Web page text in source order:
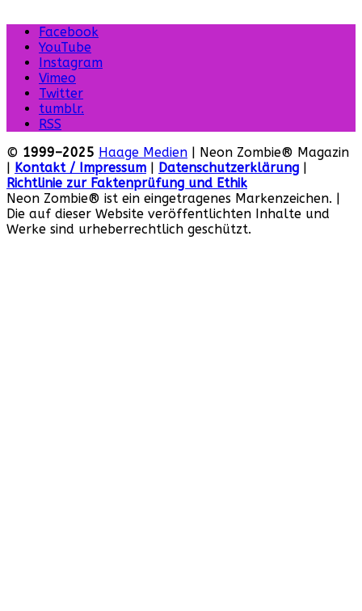
Facebook
YouTube
Instagram
Vimeo
Twitter
tumblr.
RSS
© 1999–2025 Haage Medien | Neon Zombie® Magazin
Kontakt / Impressum Datenschutzerklärung
Richtlinie zur Faktenprüfung und Ethik
Neon Zombie® ist ein eingetragenes Markenzeichen. |
Die auf dieser Website veröffentlichten Inhalte und
Werke sind urheberrechtlich geschützt.